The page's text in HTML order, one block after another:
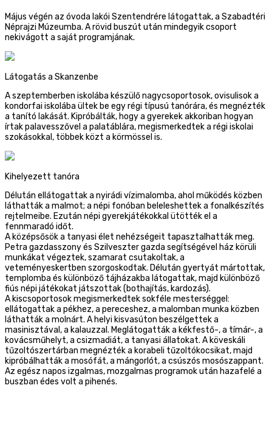
Május végén az óvoda lakói Szentendrére látogattak, a Szabadtéri
Néprajzi Múzeumba. A rövid buszút után mindegyik csoport
nekivágott a saját programjának.
Látogatás a Skanzenbe
A szeptemberben iskolába készülő nagycsoportosok, ovisulisok a
kondorfai iskolába ültek be egy régi típusú tanórára, és megnézték
a tanító lakását. Kipróbálták, hogy a gyerekek akkoriban hogyan
írtak palavesszővel a palatáblára, megismerkedtek a régi iskolai
szokásokkal, többek közt a körmössel is.
Kihelyezett tanóra
Délután ellátogattak a nyirádi vízimalomba, ahol működés közben
láthatták a malmot; a népi fonóban beleleshettek a fonalkészítés
rejtelmeibe. Ezután népi gyerekjátékokkal ütötték el a
fennmaradó időt.
A középsősök a tanyasi élet nehézségeit tapasztalhatták meg.
Petra gazdasszony és Szilveszter gazda segítségével ház körüli
munkákat végeztek, szamarat csutakoltak, a
veteményeskertben szorgoskodtak. Délután gyertyát mártottak,
templomba és különböző tájházakba látogattak, majd különböző
fiús népi játékokat játszottak (bothajítás, kardozás).
A kiscsoportosok megismerkedtek sokféle mesterséggel:
ellátogattak a pékhez, a pereceshez, a malomban munka közben
láthatták a molnárt. A helyi kisvasúton beszélgettek a
masinisztával, a kalauzzal. Meglátogatták a kékfestő-, a tímár-, a
kovácsműhelyt, a csizmadiát, a tanyasi állatokat. A köveskáli
tűzoltószertárban megnézték a korabeli tűzoltókocsikat, majd
kipróbálhatták a mosófát, a mángorlót, a csúszós mosószappant.
Az egész napos izgalmas, mozgalmas programok után hazafelé a
buszban édes volt a pihenés.